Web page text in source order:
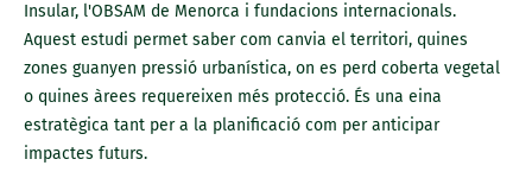
Insular, l'OBSAM de Menorca i fundacions internacionals.
Aquest estudi permet saber com canvia el territori, quines
zones guanyen pressió urbanística, on es perd coberta vegetal
o quines àrees requereixen més protecció. És una eina
estratègica tant per a la planificació com per anticipar
impactes futurs.